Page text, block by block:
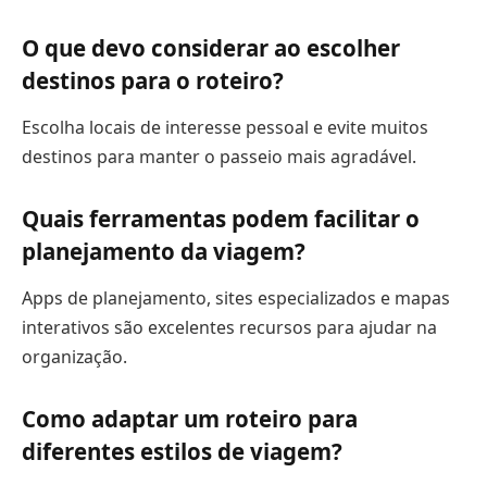
O que devo considerar ao escolher
destinos para o roteiro?
Escolha locais de interesse pessoal e evite muitos
destinos para manter o passeio mais agradável.
Quais ferramentas podem facilitar o
planejamento da viagem?
Apps de planejamento, sites especializados e mapas
interativos são excelentes recursos para ajudar na
organização.
Como adaptar um roteiro para
diferentes estilos de viagem?